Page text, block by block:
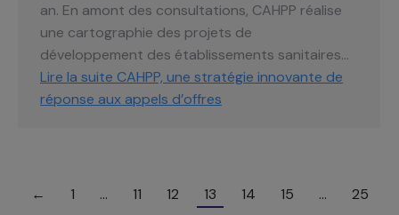
an. En amont des consultations, CAHPP réalise
une cartographie des projets de
développement des établissements sanitaires…
Lire la suite CAHPP, une stratégie innovante de
réponse aux appels d’offres
← 1 … 11 12 13 14 15 …
25